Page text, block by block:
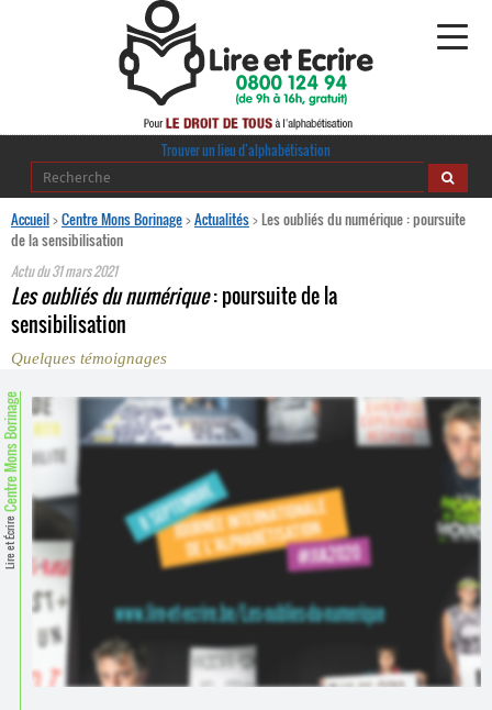
Alphabétisation
Comprendre et parler
Espace presse
Contacts
Trouver un lieu d’alphabétisation
Trouver un lieu d’alphabétisation
Accueil>Centre Mons Borinage>Actualités>Les oubliés du numérique : poursuite
de la sensibilisation
Actu du31 mars 2021
Les oubliés du numérique: poursuite de la
sensibilisation
Quelques témoignages
Lire et Écrire
Centre Mons Borinage